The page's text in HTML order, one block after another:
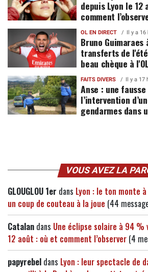
depuis Lyon le 12
comment
OL EN DIRECT Il y a 16
Bruno
transferts de
beau chèque à
FAITS DIVERS Il y a 17
Anse : une
l’intervention
gendarmes dans
VOUS AVEZ LA
GLOUGLOU 1er dans Lyon : le ton monte
un coup de couteau à la joue (44
Catalan dans Une éclipse solaire à 94 %
12 août : où et comment l’observer (4
papyrebel dans Lyon : leur spectacle de